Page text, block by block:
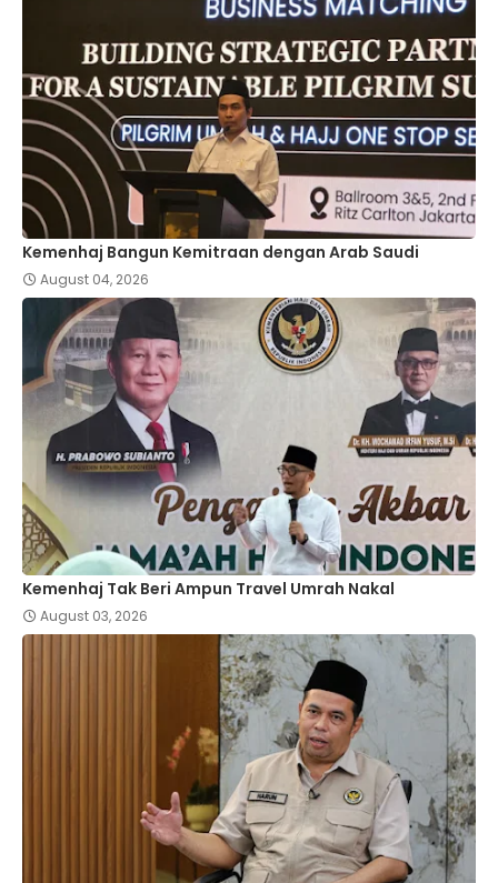
Kemenhaj Bangun Kemitraan dengan Arab Saudi
August 04, 2026
Kemenhaj Tak Beri Ampun Travel Umrah Nakal
August 03, 2026